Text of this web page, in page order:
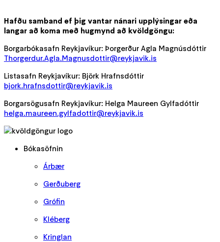
Hafðu samband ef þig vantar nánari upplýsingar eða
langar að koma með hugmynd að kvöldgöngu:
Borgarbókasafn Reykjavíkur: Þorgerður Agla Magnúsdóttir
Thorgerdur.Agla.Magnusdottir@reykjavik.is
Listasafn Reykjavíkur: Björk Hrafnsdóttir
bjork.hrafnsdottir@reykjavik.is
Borgarsögusafn Reykjavíkur: Helga Maureen Gylfadóttir
helga.maureen.gylfadottir@reykjavik.is
Bókasöfnin
Árbær
Gerðuberg
Grófin
Kléberg
Kringlan